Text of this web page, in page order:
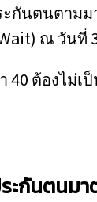
กันตนตามม
ณ วันที่
40 ต้องไม่
ะกันตนม